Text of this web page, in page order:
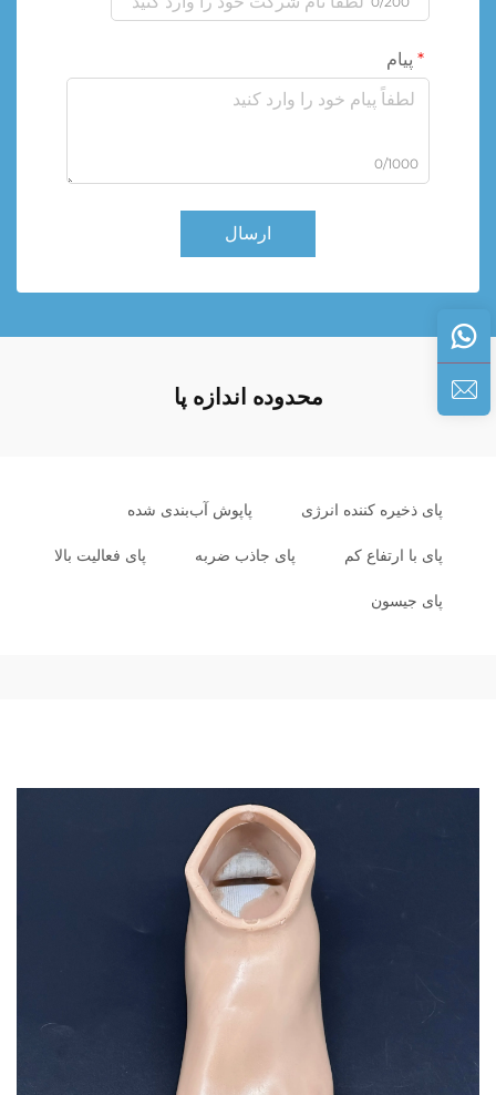
پیام
0/1000
ارسال
محدوده اندازه پا
پای ذخیره کننده انرژی پاپوش آب‌بندی شده
پای با ارتفاع کم پای جاذب ضربه پای فعالیت بالا
پای جیسون